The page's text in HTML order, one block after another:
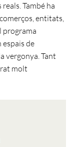
També ha
entitats,
programa
de
vergonya. Tant
molt